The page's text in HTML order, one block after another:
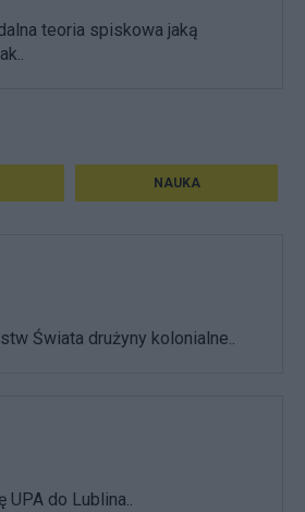
teoria spiskowa jaką
NAUKA
Świata drużyny kolonialne..
UPA do Lublina..